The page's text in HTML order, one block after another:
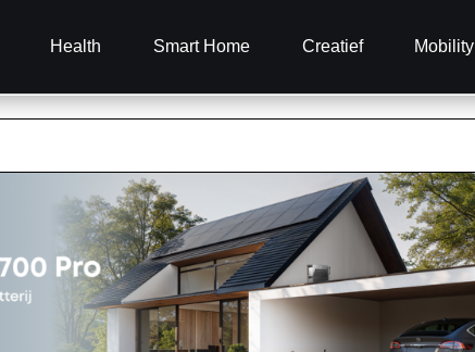
Health Smart Home Creatief Mobility